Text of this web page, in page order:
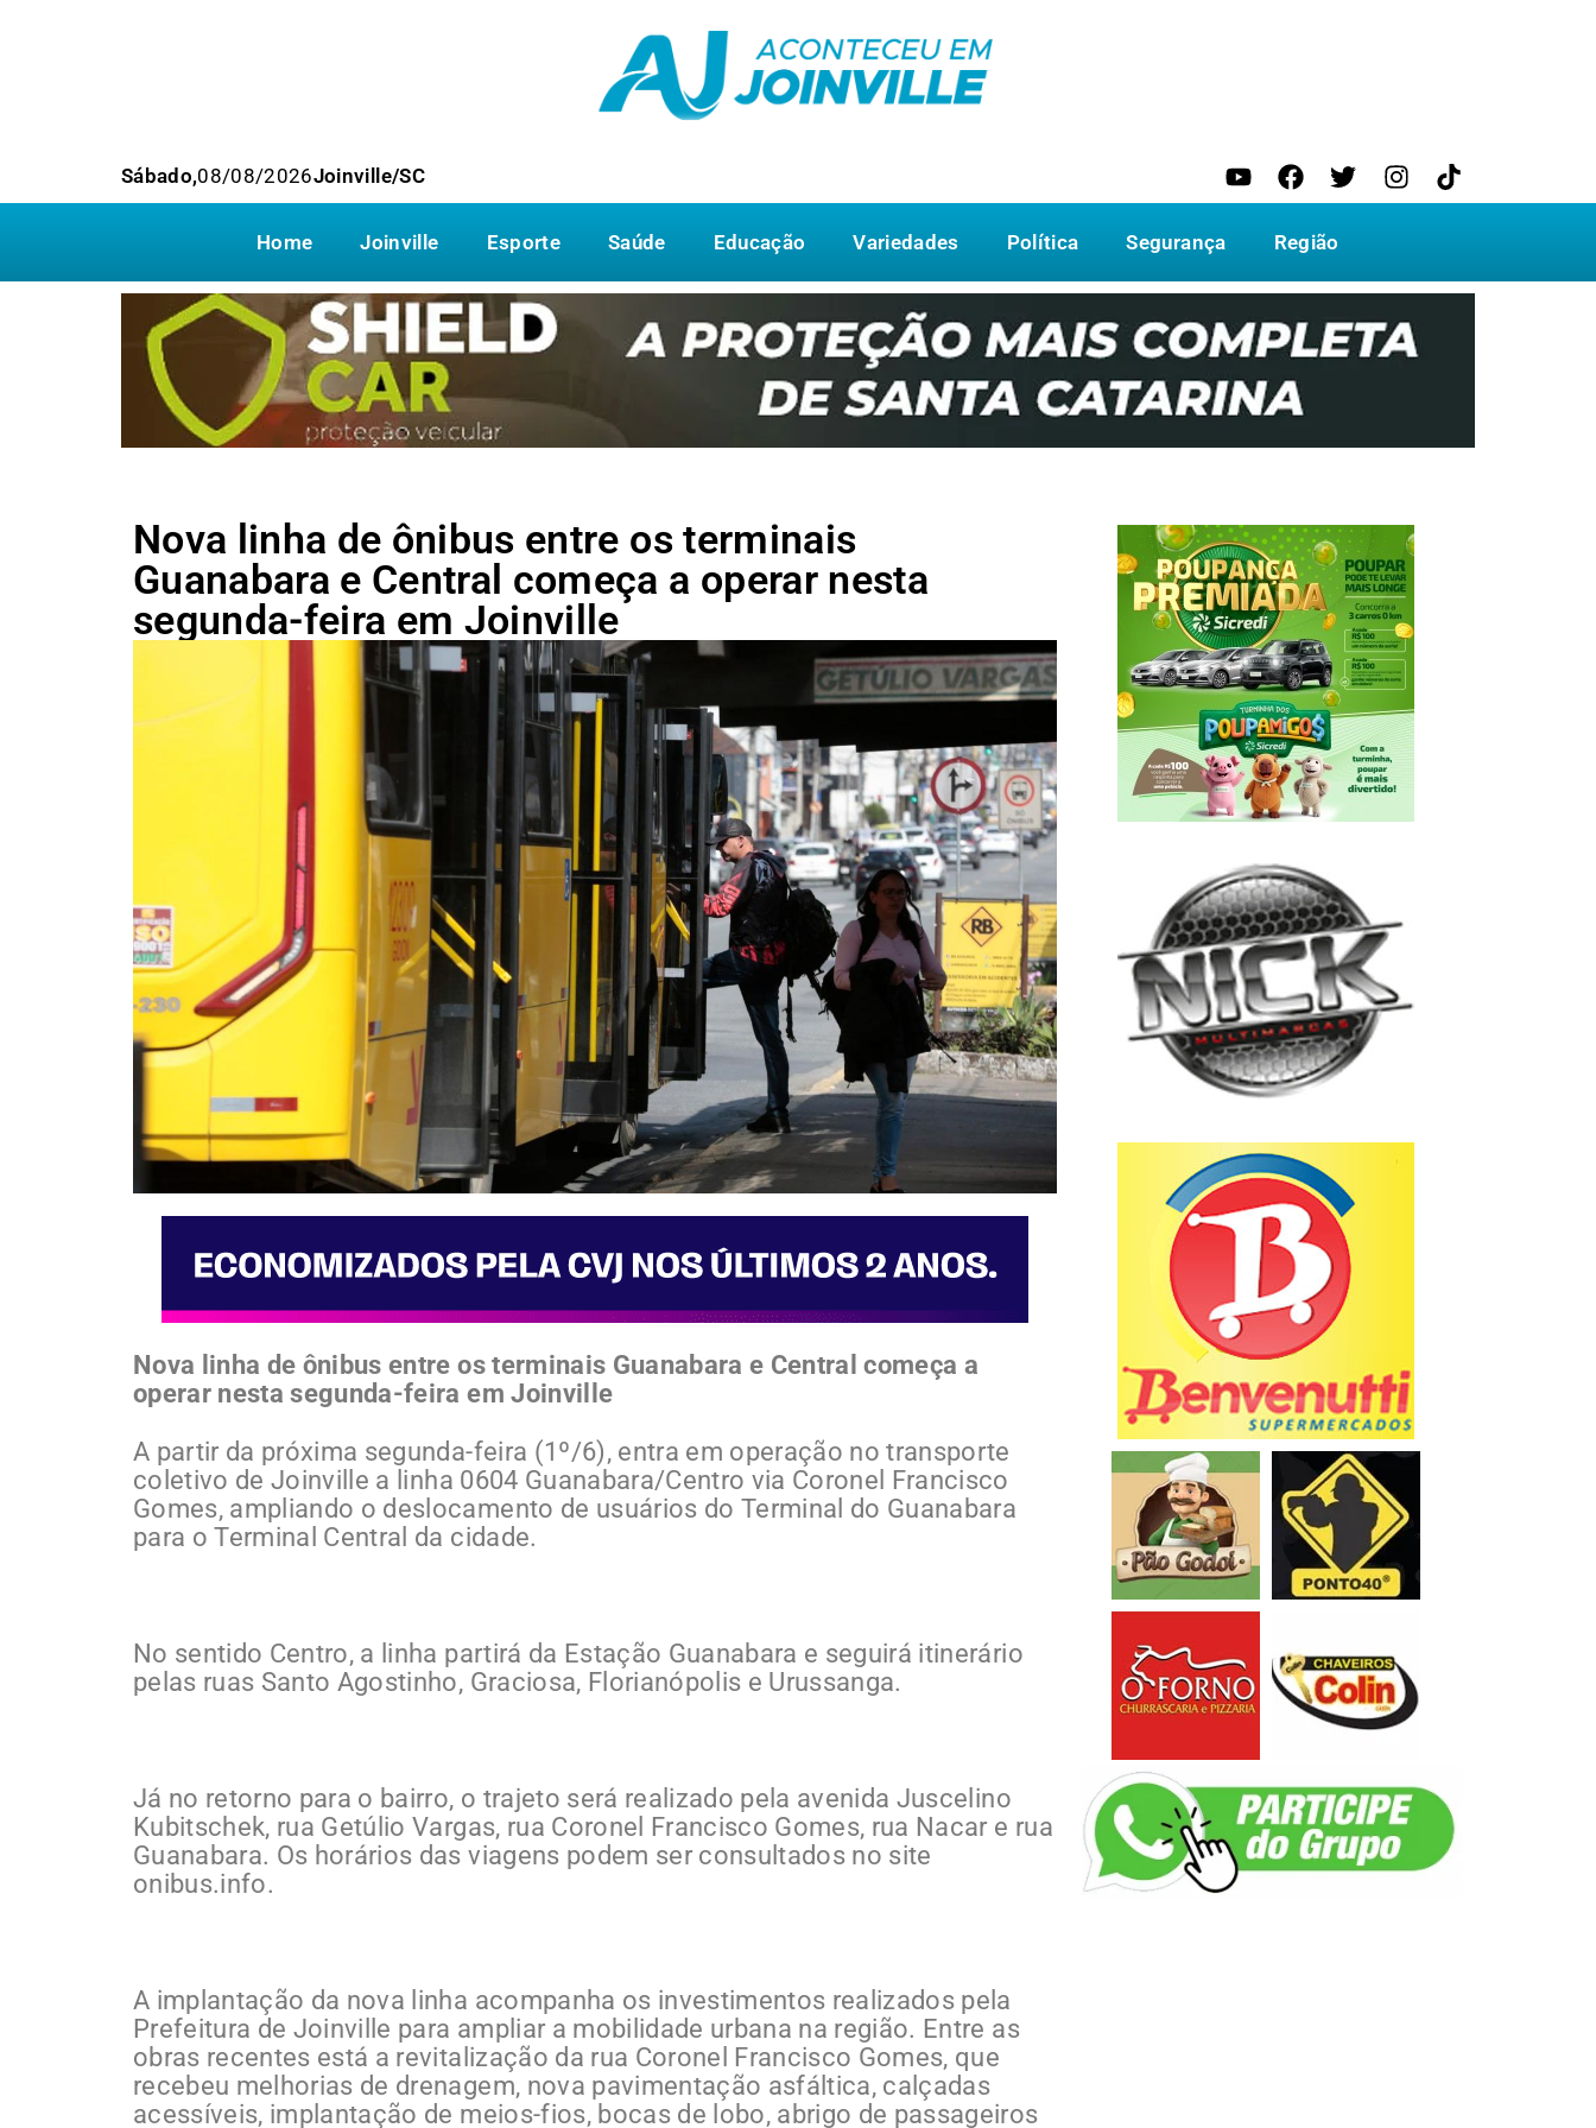
Sábado,08/08/2026Joinville/SC
Home Joinville Esporte Saúde Educação Variedades Política Segurança Região
Nova linha de ônibus entre os terminais
Guanabara e Central começa a operar nesta
segunda-feira em Joinville
Nova linha de ônibus entre os terminais Guanabara e Central começa a
operar nesta segunda-feira em Joinville
A partir da próxima segunda-feira (1º/6), entra em operação no transporte
coletivo de Joinville a linha 0604 Guanabara/Centro via Coronel Francisco
Gomes, ampliando o deslocamento de usuários do Terminal do Guanabara
para o Terminal Central da cidade.
No sentido Centro, a linha partirá da Estação Guanabara e seguirá itinerário
pelas ruas Santo Agostinho, Graciosa, Florianópolis e Urussanga.
Já no retorno para o bairro, o trajeto será realizado pela avenida Juscelino
Kubitschek, rua Getúlio Vargas, rua Coronel Francisco Gomes, rua Nacar e rua
Guanabara. Os horários das viagens podem ser consultados no site
onibus.info.
A implantação da nova linha acompanha os investimentos realizados pela
Prefeitura de Joinville para ampliar a mobilidade urbana na região. Entre as
obras recentes está a revitalização da rua Coronel Francisco Gomes, que
recebeu melhorias de drenagem, nova pavimentação asfáltica, calçadas
acessíveis, implantação de meios-fios, bocas de lobo, abrigo de passageiros